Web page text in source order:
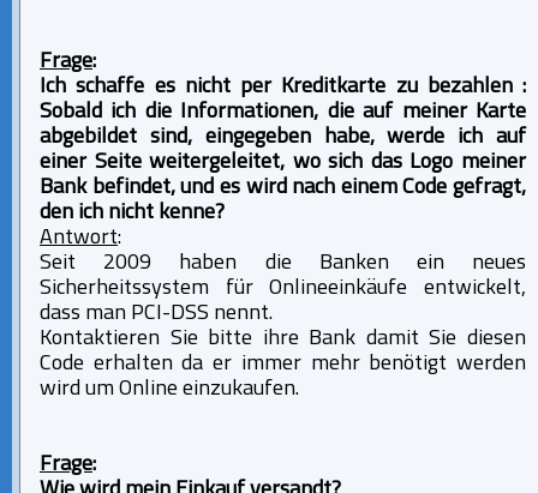
Frage:
Ich schaffe es nicht per Kreditkarte zu bezahlen :
Sobald ich die Informationen, die auf meiner Karte
abgebildet sind, eingegeben habe, werde ich auf
einer Seite weitergeleitet, wo sich das Logo meiner
Bank befindet, und es wird nach einem Code gefragt,
den ich nicht kenne?
Antwort:
Seit 2009 haben die Banken ein neues
Sicherheitssystem für Onlineeinkäufe entwickelt,
dass man PCI-DSS nennt.
Kontaktieren Sie bitte ihre Bank damit Sie diesen
Code erhalten da er immer mehr benötigt werden
wird um Online einzukaufen.
Frage: